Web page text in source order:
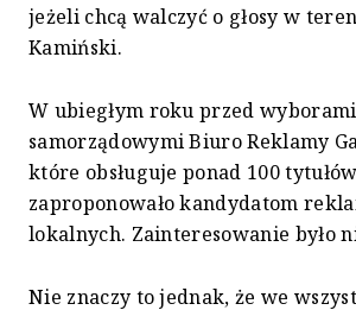
jeżeli chcą walczyć o głosy w
Kamiński.
W ubiegłym roku przed wyborami
samorządowymi Biuro Reklamy
które obsługuje ponad 100
zaproponowało kandydatom
lokalnych. Zainteresowanie było
Nie znaczy to jednak, że we